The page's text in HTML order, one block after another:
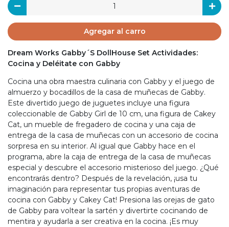
Agregar al carro
Dream Works Gabby´S DollHouse Set Actividades:
Cocina y Deléitate con Gabby
Cocina una obra maestra culinaria con Gabby y el juego de
almuerzo y bocadillos de la casa de muñecas de Gabby.
Este divertido juego de juguetes incluye una figura
coleccionable de Gabby Girl de 10 cm, una figura de Cakey
Cat, un mueble de fregadero de cocina y una caja de
entrega de la casa de muñecas con un accesorio de cocina
sorpresa en su interior. Al igual que Gabby hace en el
programa, abre la caja de entrega de la casa de muñecas
especial y descubre el accesorio misterioso del juego. ¿Qué
encontrarás dentro? Después de la revelación, ¡usa tu
imaginación para representar tus propias aventuras de
cocina con Gabby y Cakey Cat! Presiona las orejas de gato
de Gabby para voltear la sartén y divertirte cocinando de
mentira y ayudarla a ser creativa en la cocina. ¡Es muy